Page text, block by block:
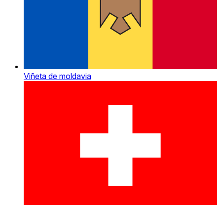
Viñeta de moldavia